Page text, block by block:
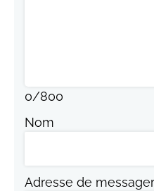
0/800
Nom
Adresse de